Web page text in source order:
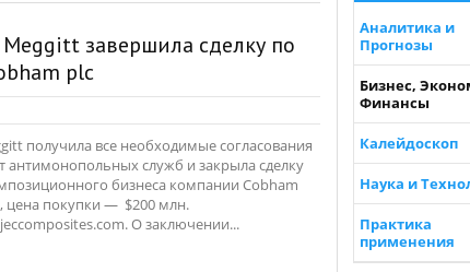
завершила сделку по
plc
получила все необходимые согласования
антимонопольных служб и закрыла сделку
бизнеса компании Cobham
цена покупки — $200 млн.
О заключении...
Аналитика и
Прогнозы
Бизнес,
Финансы
Калейдоскоп
Наука и
Практика
применения